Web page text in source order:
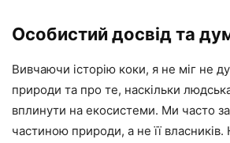
Особистий досвід та
Вивчаючи історію коки, я не міг не
природи та про те, наскільки
вплинути на екосистеми. Ми часто
частиною природи, а не її